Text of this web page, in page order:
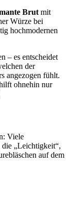
Brutmit
Würze bei
hochmodernen
– es entscheidet
der
angezogen fühlt.
ohnehin nur
Viele
„Leichtigkeit“,
auf dem